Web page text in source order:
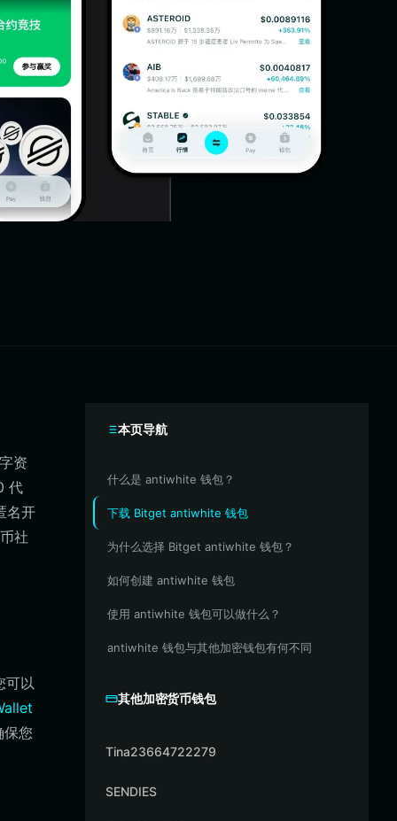
资
代
名开
社
可以
保您
本页导航
什么是 antiwhite 钱包？
下载 Bitget antiwhite 钱包
为什么选择 Bitget antiwhite 钱包？
如何创建 antiwhite 钱包
使用 antiwhite 钱包可以做什么？
antiwhite 钱包与其他加密钱包有何不同
其他加密货币钱包
Tina23664722279
SENDIES